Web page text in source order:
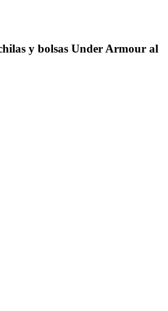
y bolsas Under Armour al